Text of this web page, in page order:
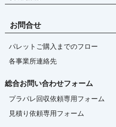
お問合せ
パレットご購入までのフロー
各事業所連絡先
総合お問い合わせフォーム
プラパレ回収依頼専用フォーム
見積り依頼専用フォーム